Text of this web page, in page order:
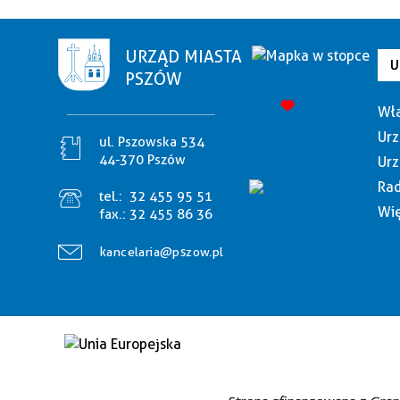
URZĄD MIASTA
PSZÓW
ul. Pszowska 534
44-370 Pszów
tel.: 32 455 95 51
fax.: 32 455 86 36
kancelaria@pszow.pl